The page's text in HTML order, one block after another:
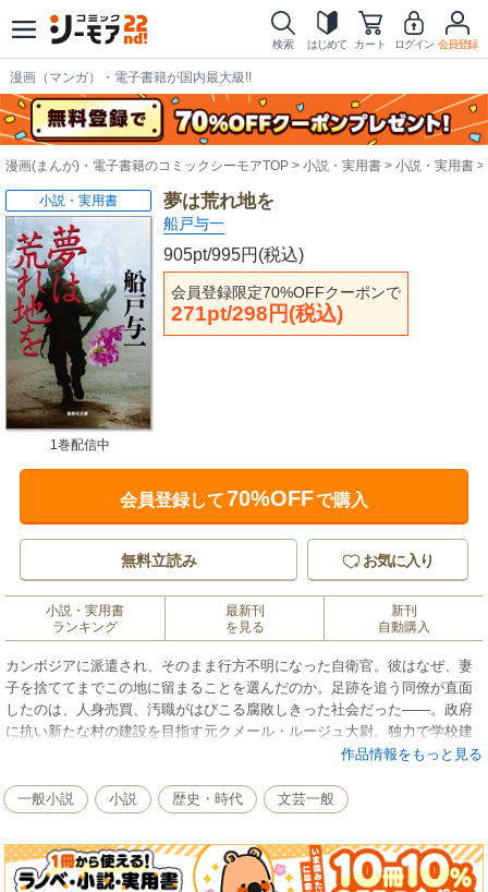
検索 はじめて カート ログイン 会員登録
漫画（マンガ）・電子書籍が国内最大級!!
漫画(まんが)・電子書籍のコミックシーモアTOP 小説・実用書 小説・実用書
夢は荒れ地を
船戸与一
905pt/995円(税込)
会員登録限定70%OFFクーポンで
271pt/298円(税込)
小説・実用書
1巻配信中
会員登録して70%OFFで購入
無料立読み お気に入り
小説・実用書
ランキング
最新刊
を見る
新刊
自動購入
カンボジアに派遣され、そのまま行方不明になった自衛官。彼はなぜ、妻
子を捨ててまでこの地に留まることを選んだのか。足跡を追う同僚が直面
したのは、人身売買、汚職がはびこる腐敗しきった社会だった――。政府
に抗い新たな村の建設を目指す元クメール・ルージュ大尉。独力で学校建
設を進める日本人。彼らの闘いを通し、カンボジアの昏き深淵を覗く冒険
作品情報をもっと見る
一般小説 小説 歴史・時代 文芸一般